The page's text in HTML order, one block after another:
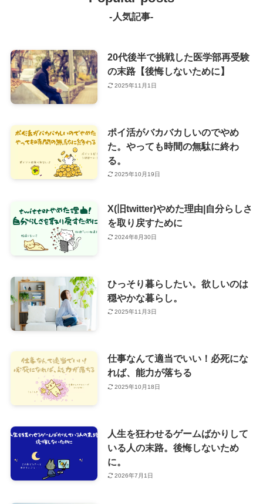
-人気記事-
20代後半で挑戦した医学部再受験
の末路【後悔しないために】
2025年11月1日
ポイ活がバカバカしいのでやめ
た。やっても時間の無駄に終わ
る。
2025年10月19日
X(旧twitter)やめた理由|自分らしさ
を取り戻すために
2024年8月30日
ひっそり暮らしたい。欲しいのは
穏やかな暮らし。
2025年11月3日
仕事なんて適当でいい！必死にな
れば、能力が落ちる
2025年10月18日
人生を狂わせるゲームばかりして
いる人の末路。後悔しないため
に。
2026年7月1日